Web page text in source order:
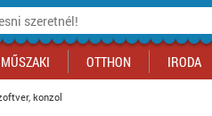
MŰSZAKI OTTHON IRODA
konzol